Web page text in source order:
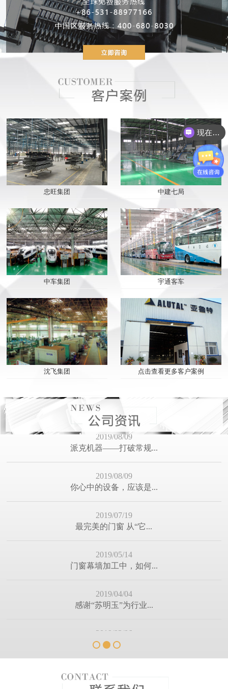
忠旺集团 中建七局
中车集团 宇通客车
沈飞集团 点击查看更多客户案例
2019/08/09
派克机器——打破常规...
你心中的设备，应该是...
2019/07/19
最完美的门窗 从“它...
2019/04/04
感谢“苏明玉”为行业...
2019/03/06
2019/02/23
2019/01/27
2019/01/12
2018/12/28
2018/12/10
2018/11/30
现在有优惠活动么？